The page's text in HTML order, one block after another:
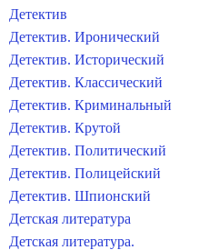
Детектив
Детектив. Иронический
Детектив. Исторический
Детектив. Классический
Детектив. Криминальный
Детектив. Крутой
Детектив. Политический
Детектив. Полицейский
Детектив. Шпионский
Детская литература
Детская литература.